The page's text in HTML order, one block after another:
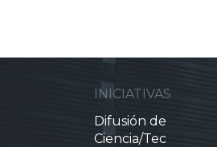
INICIATIVAS
Difusión de
Ciencia/Tec